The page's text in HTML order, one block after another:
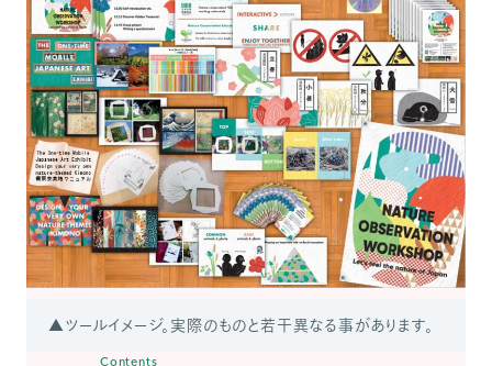
▲ツールイメージ。実際のものと若干異なる事があります。